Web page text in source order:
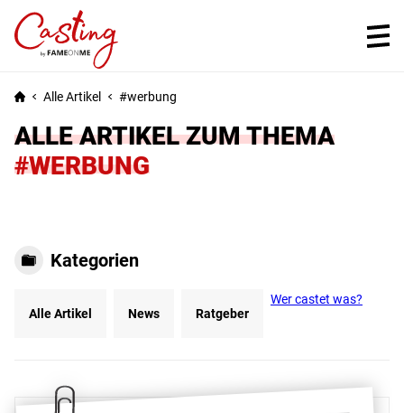
Alle Artikel werbung
ALLE ARTIKEL ZUM THEMA
#WERBUNG
Kategorien
Alle Artikel News Ratgeber
Wer castet was?